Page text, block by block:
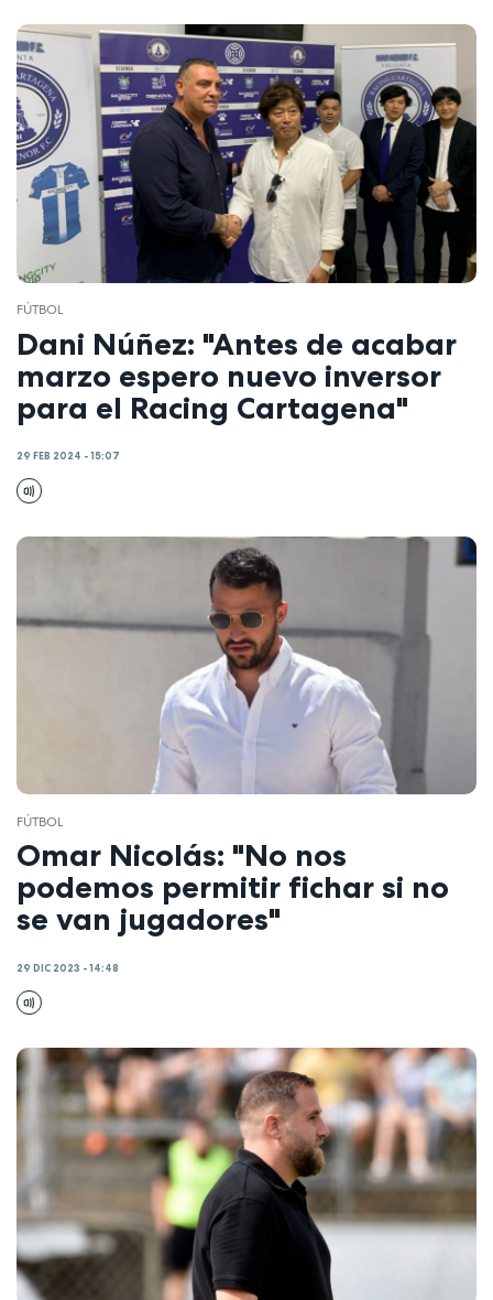
FÚTBOL
Dani Núñez: "Antes de acabar
marzo espero nuevo inversor
para el Racing Cartagena"
29 FEB 2024 - 15:07
FÚTBOL
Omar Nicolás: "No nos
podemos permitir fichar si no
se van jugadores"
29 DIC 2023 - 14:48